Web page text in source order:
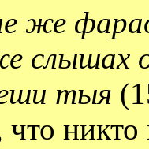
же
слышах
тыя
что